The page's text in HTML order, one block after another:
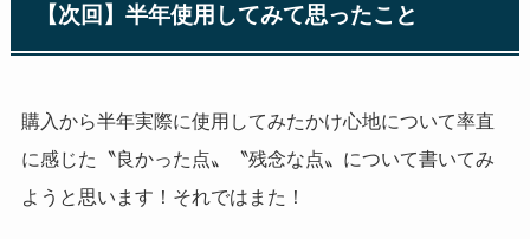
【次回】半年使用してみて思ったこと
購入から半年実際に使用してみたかけ心地について率直
に感じた〝良かった点〟〝残念な点〟について書いてみ
ようと思います！それではまた！